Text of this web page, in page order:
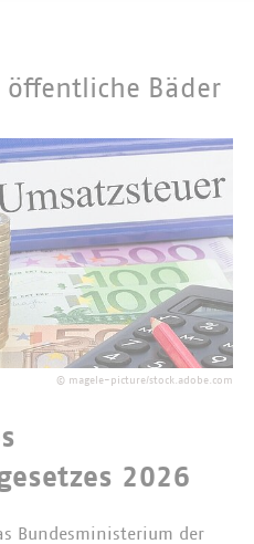
öffentliche Bäder
© magele-picture/stock.adobe.com
2026
Bundesministerium der